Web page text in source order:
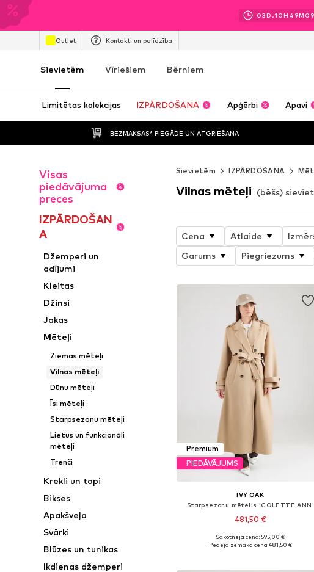
03D.10H 49M 06
Outlet Kontakti un palīdzība
Sievietēm Vīriešiem Bērniem
Limitētas kolekcijas IZPĀRDOŠANA Apģērbi Apavi
BEZMAKSAS* PIEGĀDE UN ATGRIEŠANA
Visas
piedāvājuma
preces
IZPĀRDOŠAN
A
Džemperi un
adījumi
Kleitas
Džinsi
Jakas
Mēteļi
Ziemas mēteļi
Vilnas mēteļi
Dūnu mēteļi
Īsi mēteļi
Starpsezonu mēteļi
Lietus un funkcionāli
mēteļi
Trenči
Krekli un topi
Bikses
Apakšveļa
Svārki
Blūzes un tunikas
Ikdienas džemperi
Sievietēm IZPĀRDOŠANA
Vilnas mēteļi (bēšs)
Cena Atlaide
Garums
Piegriezums
Premium
PIEDĀVĀJUMS
IVY OAK
Starpsezonu mētelis 'COLETTE ANN'
481,50 €
Pieejamie izmēri: XS, S, M, L
Sākotnējā cena: 595,00 €
Pēdējā zemākā cena:481,50 €